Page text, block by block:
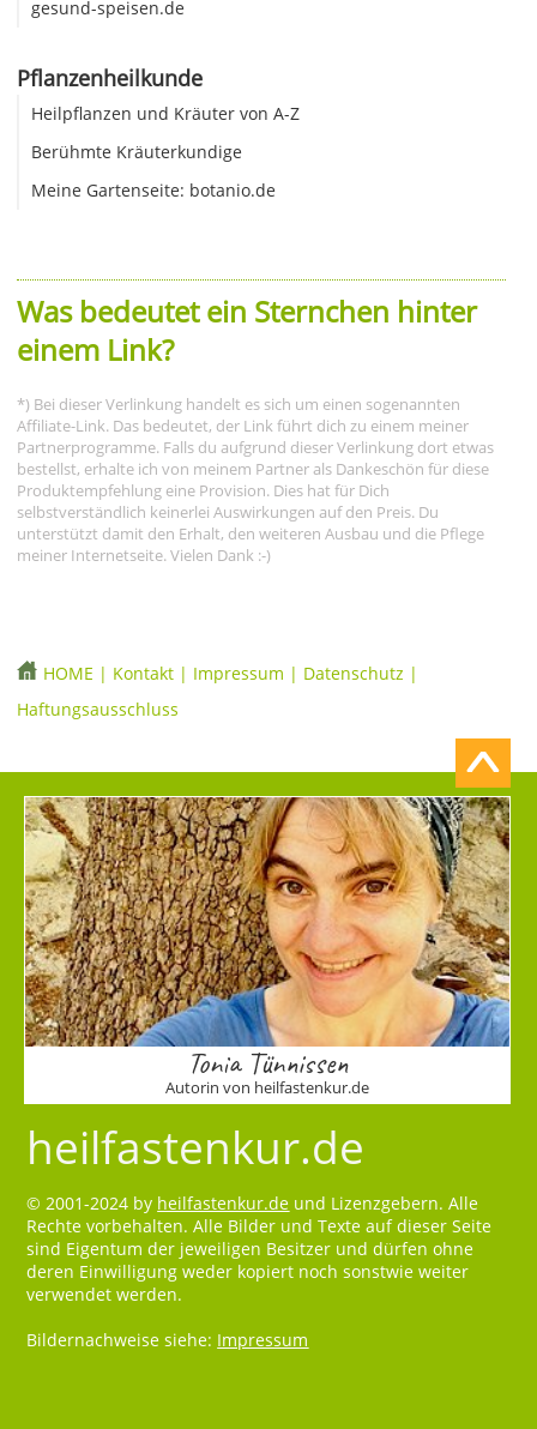
gesund-speisen.de
Pflanzenheilkunde
Heilpflanzen und Kräuter von A-Z
Berühmte Kräuterkundige
Meine Gartenseite: botanio.de
Was bedeutet ein Sternchen hinter
einem Link?
*) Bei dieser Verlinkung handelt es sich um einen sogenannten
Affiliate-Link. Das bedeutet, der Link führt dich zu einem meiner
Partnerprogramme. Falls du aufgrund dieser Verlinkung dort etwas
bestellst, erhalte ich von meinem Partner als Dankeschön für diese
Produktempfehlung eine Provision. Dies hat für Dich
selbstverständlich keinerlei Auswirkungen auf den Preis. Du
unterstützt damit den Erhalt, den weiteren Ausbau und die Pflege
meiner Internetseite. Vielen Dank :-)
HOME | Kontakt | Impressum | Datenschutz |
Haftungsausschluss
Tonia Tünnissen
Autorin von heilfastenkur.de
heilfastenkur.de
© 2001-2024 by heilfastenkur.de und Lizenzgebern. Alle
Rechte vorbehalten. Alle Bilder und Texte auf dieser Seite
sind Eigentum der jeweiligen Besitzer und dürfen ohne
deren Einwilligung weder kopiert noch sonstwie weiter
verwendet werden.
Bildernachweise siehe: Impressum